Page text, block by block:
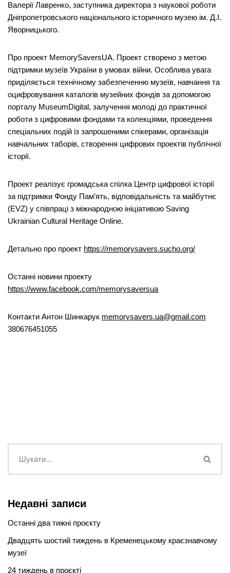
Валерії Лавренко, заступника директора з наукової роботи
Дніпропетровського національного історичного музею ім. Д.І.
Яворницького.
Про проект MemorySaversUA. Проект створено з метою
підтримки музеїв України в умовах війни. Особлива увага
приділяється технічному забезпеченню музеїв, навчання та
оцифровування каталогів музейних фондів за допомогою
порталу MuseumDigital, залучення молоді до практичної
роботи з цифровими фондами та колекціями, проведення
спеціальних подій із запрошеними спікерами, організація
навчальних таборів, створення цифрових проектів публічної
історії.
Проект реалізує громадська спілка Центр цифрової історії
за підтримки Фонду Пам’ять, відповідальність та майбутнє
(EVZ) у співпраці з міжнародною ініціативою Saving
Ukrainian Cultural Heritage Online.
Детально про проект https://memorysavers.sucho.org/
Останні новини проекту
https://www.facebook.com/memorysaversua
Контакти Антон Шинкарук memorysavers.ua@gmail.com
380676451055
Недавні записи
Останні два тижні проєкту
Двадцять шостий тиждень в Кременецькому краєзнавчому
музеї
24 тиждень в проєкті